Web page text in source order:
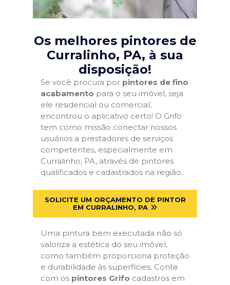
Os melhores pintores de
Curralinho, PA, à sua
disposição!
Se você procura por pintores de fino
acabamento para o seu imóvel, seja
ele residencial ou comercial,
encontrou o aplicativo certo! O Grifo
tem como missão conectar nossos
usuários a prestadores de serviços
competentes, especialmente em
Curralinho, PA, através de pintores
qualificados e cadastrados na região.
SOLICITE UM ORÇAMENTO DE PINTOR
EM CURRALINHO, PA
Uma pintura bem executada não só
valoriza a estética do seu imóvel,
como também proporciona proteção
e durabilidade às superfícies. Conte
com os pintores Grifo cadastros em